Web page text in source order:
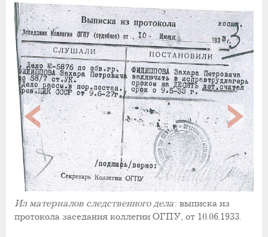
Из материалов следственного дела: выписка из
протокола заседания коллегии ОГПУ, от 10.06.1933.